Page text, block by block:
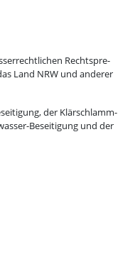
Recht­spre­
Land NRW und anderer
der Klärschlamm­
Besei­tigung und der